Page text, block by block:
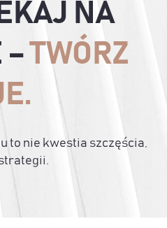
NA
–TWÓRZ
to nie kwestia szczęścia,